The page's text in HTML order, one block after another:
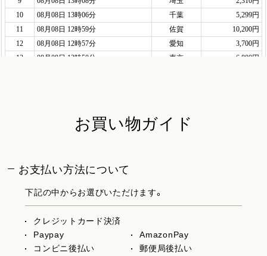
お買い物ガイド
お支払い方法について
下記の中からお選びいただけます。
クレジットカード決済
Paypay
AmazonPay
コンビニ後払い
郵便局後払い